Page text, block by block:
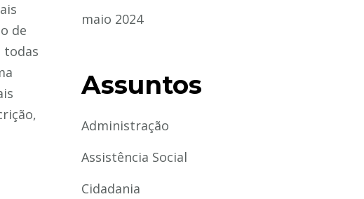
de
todas
maio 2024
Assuntos
Administração
Assistência Social
Cidadania